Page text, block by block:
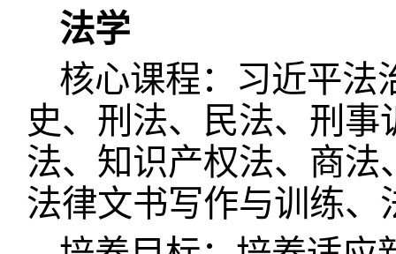
法学
核心课程：习近平法
史、刑法、民法、刑
法、知识产权法、商
法律文书写作与训练